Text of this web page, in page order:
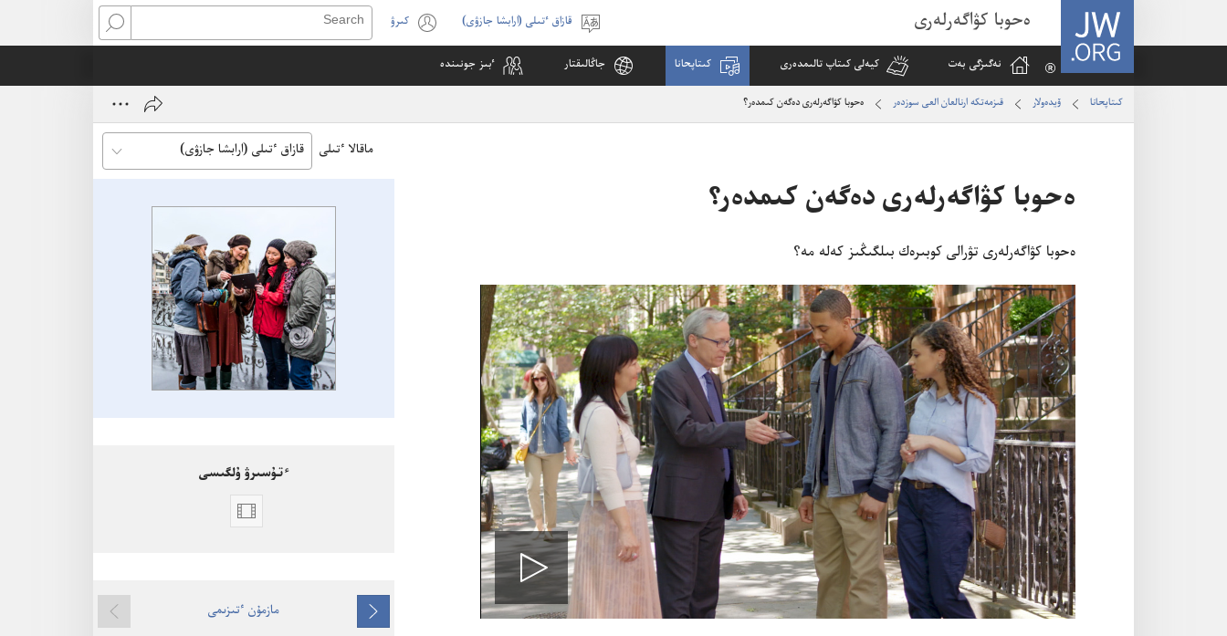
JW.ORG ەحوبا كۋاگەرلەرى
ٴتىلدى
تاڭداۋ
قازاق ٴتىلى (ارابشا جازۋى) كىرۋ
(opens
Search
نە‌گىزگى بە‌ت كيە‌لى كىتاپ تالىمدە‌رى كىتاپحانا جاڭالىقتار ٴ‌بىز جونىندە
كىتاپحانا ۆيدە‌ولار قىزمە‌تكە ارنالعان العى سوزدە‌ر ە‌حوبا كۋاگە‌رلە‌رى دە‌گە‌ن كىمدە‌ر؟‏
ماقالا ٴتىلى
ە‌حوبا كۋاگە‌رلە‌رى دە‌گە‌ن كىمدە‌ر؟‏
ە‌حوبا كۋاگە‌رلە‌رى تۋرالى كوبىرە‌ك بىلگىڭىز كە‌لە مە؟‏
Play
ٴتۇسىرۋ ۇلگىسى
بەينە
قىزمە‌تكە
الدىڭعىسى
مازمۇن ٴتىزىمى
كەلەسى